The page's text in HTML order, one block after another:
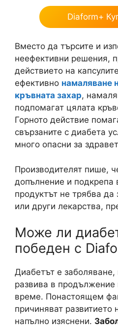
Diaform+
Вместо да търсите и
неефективни решения,
действието на
ефективно намаляване
кръвната захар,
подпомагат цялата
Горното действие
свързаните с диабета
много опасни за
Производителят пише,
допълнение и подкрепа
продуктът не трябва да
или други лекарства,
Може ли
победен с
Диабетът е заболяване,
развива в продължение
време. Понастоящем
причиняват развитието
напълно изяснени.